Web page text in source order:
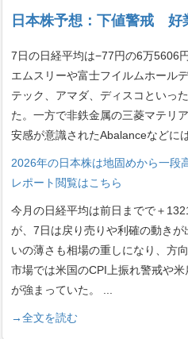
日本株予想：下値警戒 好
7日の日経平均は−77円の6万5606
エムスリーや富士フイルムホール
テック、アマダ、ディスコといっ
た。一方で非鉄金属の三菱マテリ
安感が意識されたAbalanceなどに
2026年の日本株は地固めから一
レポート閲覧はこちら
今月の日経平均は前日までで＋
が、7日は戻り売りや利確の動き
いの薄さも相場の重しになり、方
市場では米国のCPI上振れ警戒や
が強まっていた。
→全文を読む